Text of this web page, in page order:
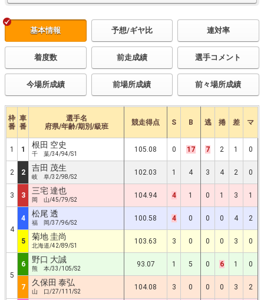
基本情報 予想/ギヤ比 連対率
着度数 前走成績 選手コメント
今場所成績 前場所成績 前々場所成績
枠
番
車
番
選手名
府県/年齢/期別/級班
競走得点 S B 逃 捲 差 マ
1 1 根田 空史
千 葉/34/94/S1
105.08 0 17 7 2 1 0
2 2 吉田 茂生
岐 阜/32/98/S2
102.03 1 4 3 4 2 0
3 3 三宅 達也
岡 山/45/79/S2
104.94 4 1 0 1 3 1
4
4 松尾 透
福 岡/37/96/S2
100.58 4 0 0 0 4 2
5 菊地 圭尚
北海道/42/89/S1
103.63 3 0 0 0 3 0
5
6 野口 大誠
熊 本/33/105/S2
93.07 1 5 0 6 1 0
7 久保田 泰弘
山 口/27/111/S2
104.08 3 0 0 0 3 2